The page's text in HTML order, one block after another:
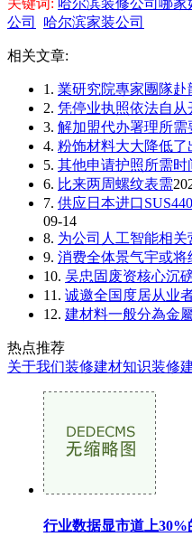
公司
哈尔滨家装公司
相关文章:
1. 業研究院專家團隊赴
2. 凭停业执照依法自
3. 解加盟代办署理所
4. 粉饰材料大大降低
5. 其他申请护照所需时
6. 比来两周螺纹表需
7. 供应日本进口
09-14
8. 为公司人工智能相
9. 消费全体景气宇或将
10. 吴忠固废资核心沉
11. 诚邀全国度居从业
12. 建材料一般分為金
热点推荐
关于我们装修建材知识装修
行业数据显市道上